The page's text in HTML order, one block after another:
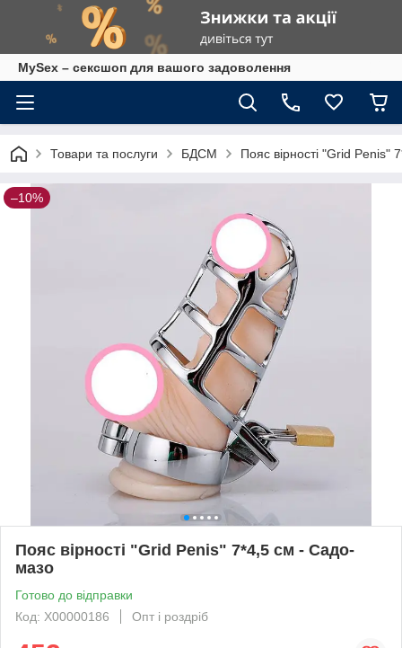
MySex – сексшоп для вашого задоволення
Товари та послуги БДСМ Пояс вірності "Grid
–10%
Пояс вірності "Grid Penis" 7*4,5 см - Садо-
мазо
Готово до відправки
Код: X00000186
Опт і роздріб